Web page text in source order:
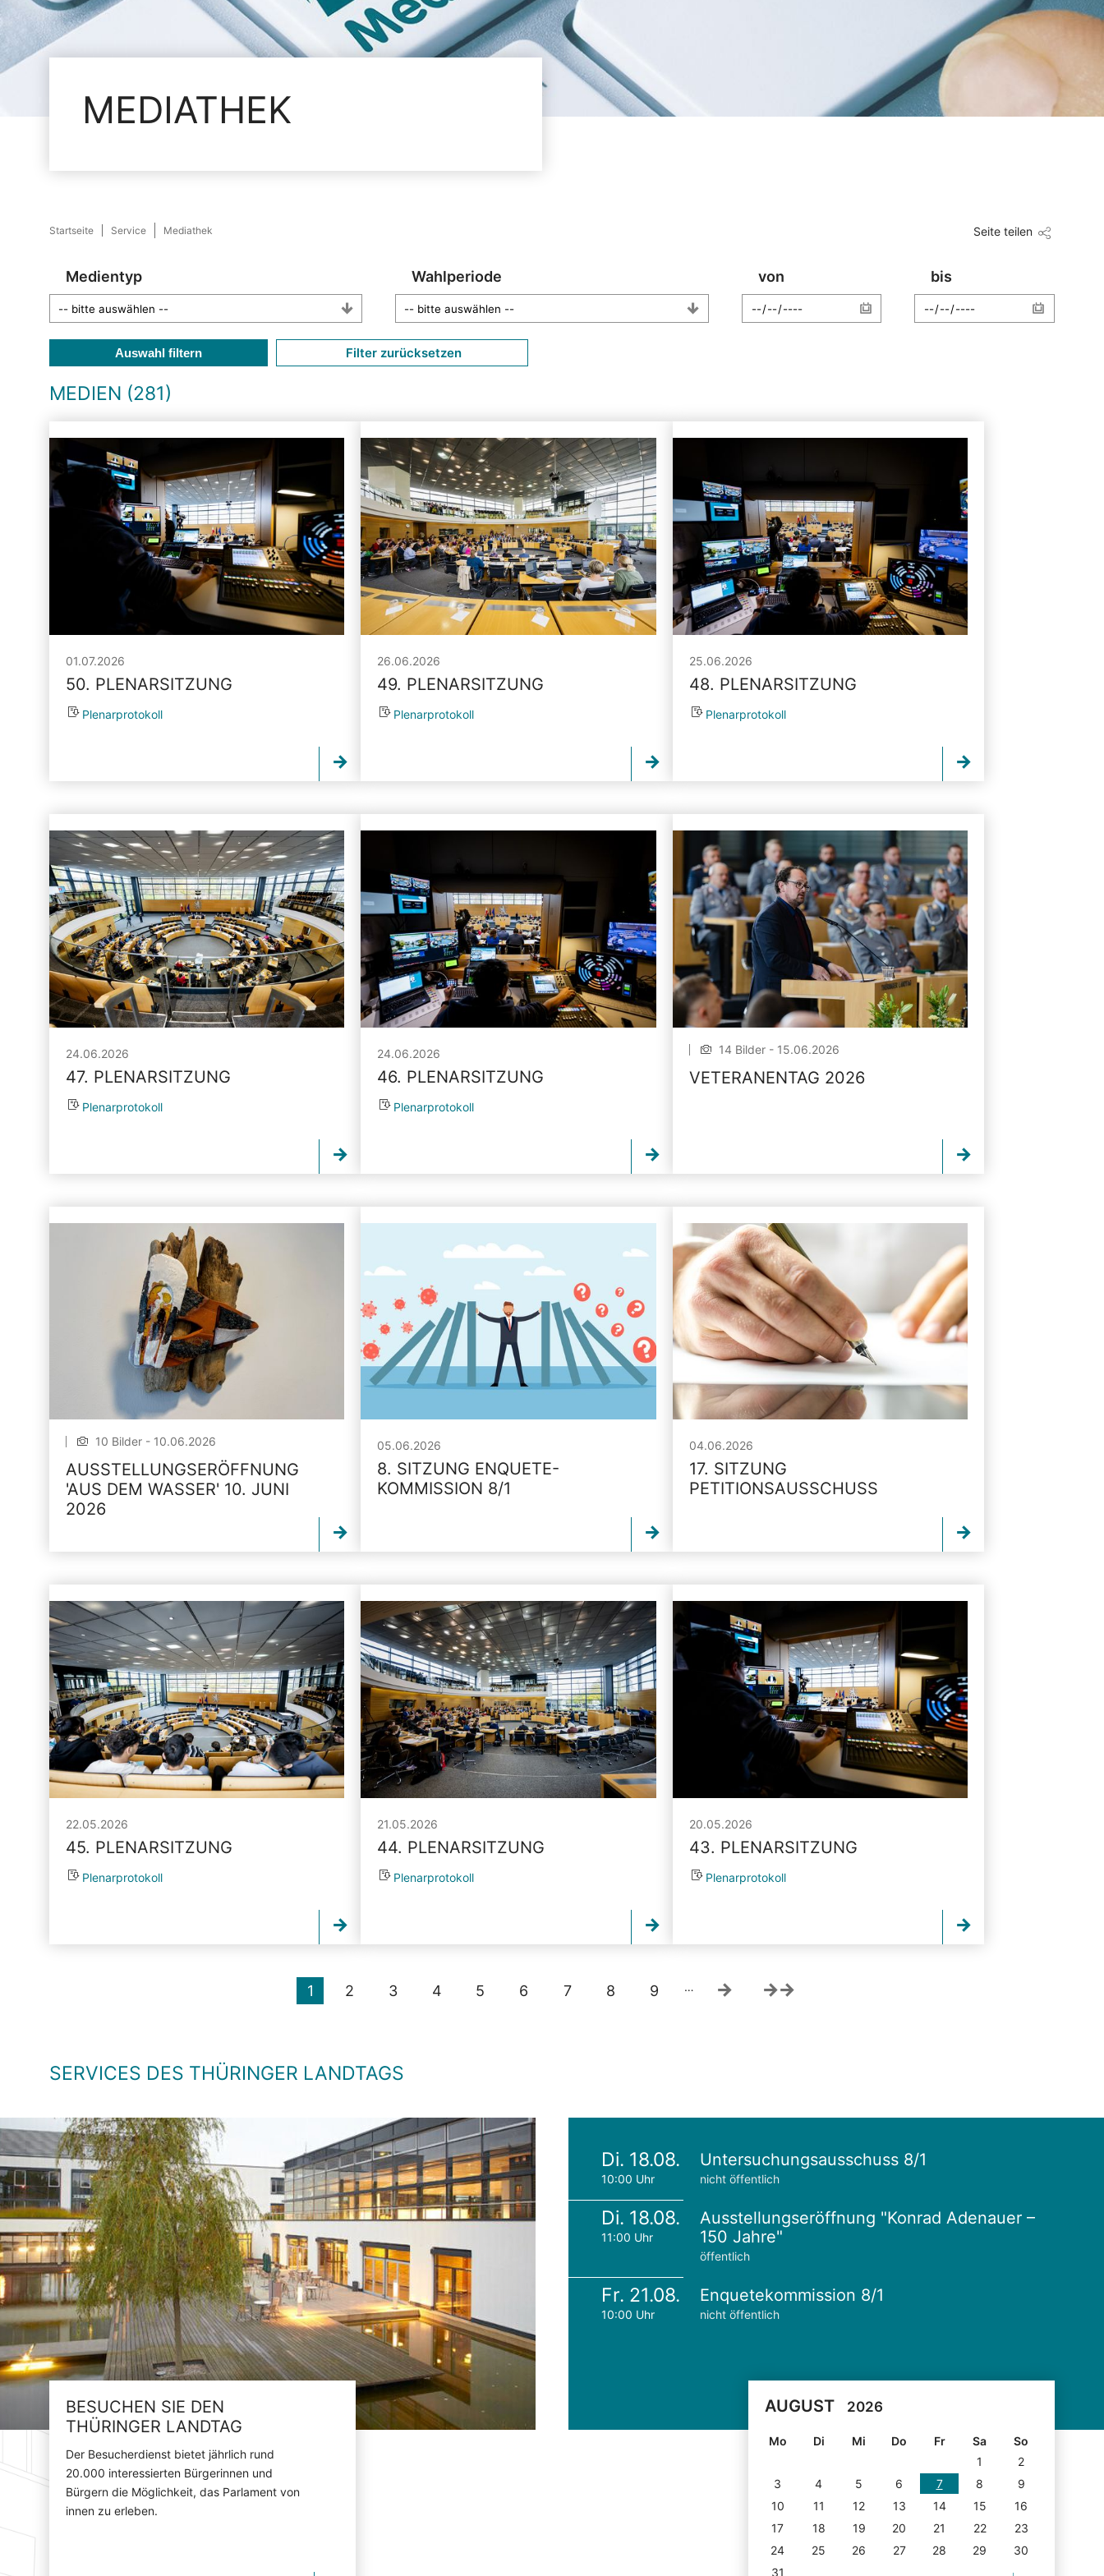
MEDIATHEK
Startseite Service Mediathek Seite teilen
Medientyp Wahlperiode von bis
Auswahl filtern Filter zurücksetzen
MEDIEN (281)
01.07.2026
50. PLENARSITZUNG
Plenarprotokoll
26.06.2026
49. PLENARSITZUNG
Plenarprotokoll
25.06.2026
48. PLENARSITZUNG
Plenarprotokoll
24.06.2026
47. PLENARSITZUNG
Plenarprotokoll
24.06.2026
46. PLENARSITZUNG
Plenarprotokoll
14 Bilder - 15.06.2026
VETERANENTAG 2026
10 Bilder - 10.06.2026
AUSSTELLUNGSERÖFFNUNG
'AUS DEM WASSER' 10. JUNI
2026
05.06.2026
8. SITZUNG ENQUETE-
KOMMISSION 8/1
04.06.2026
17. SITZUNG
PETITIONSAUSSCHUSS
22.05.2026
45. PLENARSITZUNG
Plenarprotokoll
21.05.2026
44. PLENARSITZUNG
Plenarprotokoll
20.05.2026
43. PLENARSITZUNG
Plenarprotokoll
1 2 3 4 5 6 7 8 9 …
SERVICES DES THÜRINGER LANDTAGS
BESUCHEN SIE DEN
THÜRINGER LANDTAG
Der Besucherdienst bietet jährlich rund
20.000 interessierten Bürgerinnen und
Bürgern die Möglichkeit, das Parlament von
innen zu erleben.
Di. 18.08.
10:00 Uhr
Untersuchungsausschuss 8/1
nicht öffentlich
Di. 18.08.
11:00 Uhr
Ausstellungseröffnung "Konrad Adenauer –
150 Jahre"
öffentlich
Fr. 21.08.
10:00 Uhr
Enquetekommission 8/1
nicht öffentlich
AUGUST 2026
Mo Di Mi Do Fr Sa
So
1
2
3
4 5 6 7 8
9
10
11 12 13 14 15
16
17
18 19 20 21 22
23
24
25 26 27 28 29
30
31